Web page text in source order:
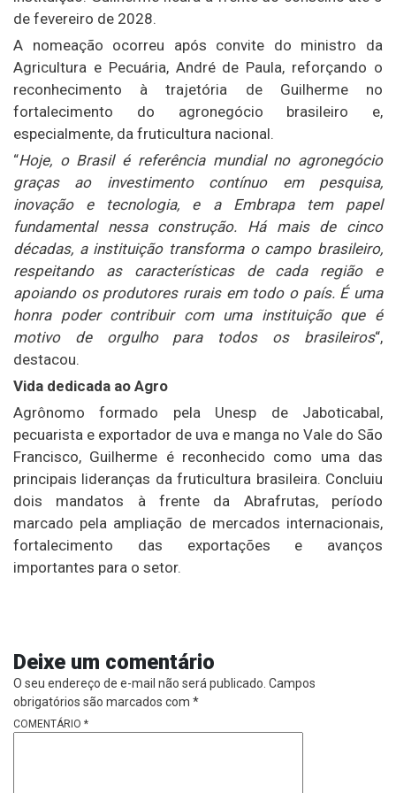
de fevereiro de 2028.
A nomeação ocorreu após convite do ministro da
Agricultura e Pecuária, André de Paula, reforçando o
reconhecimento à trajetória de Guilherme no
fortalecimento do agronegócio brasileiro e,
especialmente, da fruticultura nacional.
“Hoje, o Brasil é referência mundial no agronegócio
graças ao investimento contínuo em pesquisa,
inovação e tecnologia, e a Embrapa tem papel
fundamental nessa construção. Há mais de cinco
décadas, a instituição transforma o campo brasileiro,
respeitando as características de cada região e
apoiando os produtores rurais em todo o país. É uma
honra poder contribuir com uma instituição que é
motivo de orgulho para todos os brasileiros“,
destacou.
Vida dedicada ao Agro
Agrônomo formado pela Unesp de Jaboticabal,
pecuarista e exportador de uva e manga no Vale do São
Francisco, Guilherme é reconhecido como uma das
principais lideranças da fruticultura brasileira. Concluiu
dois mandatos à frente da Abrafrutas, período
marcado pela ampliação de mercados internacionais,
fortalecimento das exportações e avanços
importantes para o setor.
Deixe um comentário
O seu endereço de e-mail não será publicado. Campos
obrigatórios são marcados com *
COMENTÁRIO *